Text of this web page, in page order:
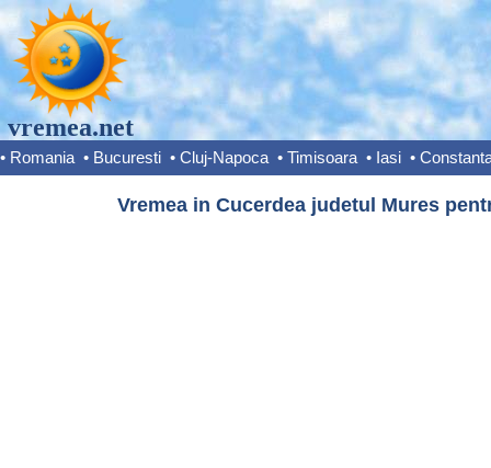
vremea.net
• Romania • Bucuresti • Cluj-Napoca • Timisoara • Iasi •
Vremea in Cucerdea judetul Mures